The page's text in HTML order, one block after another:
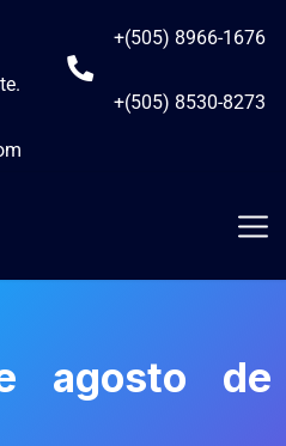
+(505) 8966-1676
+(505) 8530-8273
agosto de